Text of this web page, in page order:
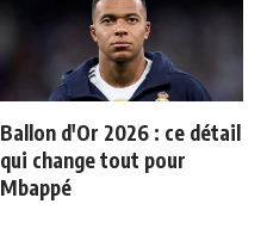
Ballon d'Or 2026 : ce détail
qui change tout pour
Mbappé